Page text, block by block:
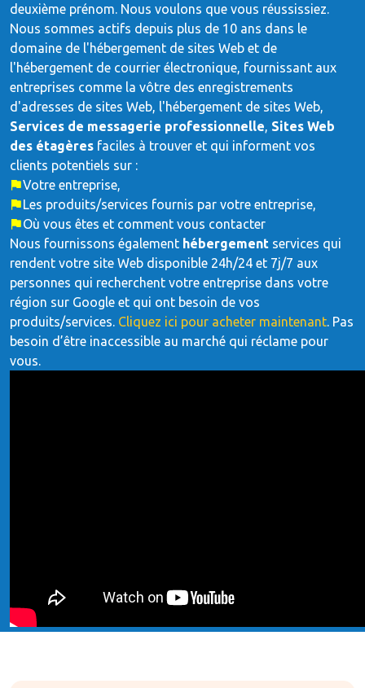
deuxième prénom. Nous voulons que vous réussissiez.
Nous sommes actifs depuis plus de 10 ans dans le
domaine de l'hébergement de sites Web et de
l'hébergement de courrier électronique, fournissant aux
entreprises comme la vôtre des enregistrements
d'adresses de sites Web, l'hébergement de sites Web,
Services de messagerie professionnelle, Sites Web
des étagères faciles à trouver et qui informent vos
clients potentiels sur :
Votre entreprise,
Les produits/services fournis par votre entreprise,
Où vous êtes et comment vous contacter
Nous fournissons également hébergement services qui
rendent votre site Web disponible 24h/24 et 7j/7 aux
personnes qui recherchent votre entreprise dans votre
région sur Google et qui ont besoin de vos
produits/services. Cliquez ici pour acheter maintenant. Pas
besoin d’être inaccessible au marché qui réclame pour
vous.